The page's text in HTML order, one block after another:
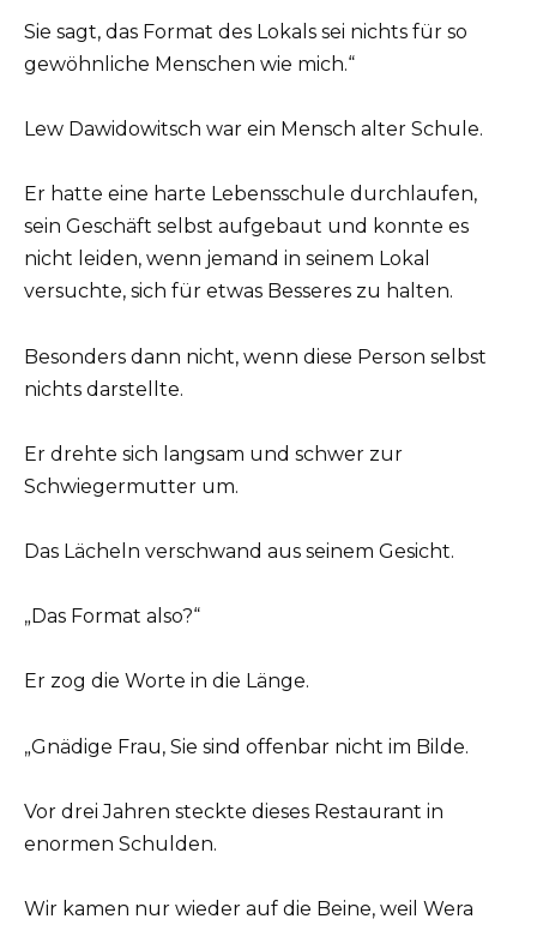
Sie sagt, das Format des Lokals sei nichts für so
gewöhnliche Menschen wie mich.“
Lew Dawidowitsch war ein Mensch alter Schule.
Er hatte eine harte Lebensschule durchlaufen,
sein Geschäft selbst aufgebaut und konnte es
nicht leiden, wenn jemand in seinem Lokal
versuchte, sich für etwas Besseres zu halten.
Besonders dann nicht, wenn diese Person selbst
nichts darstellte.
Er drehte sich langsam und schwer zur
Schwiegermutter um.
Das Lächeln verschwand aus seinem Gesicht.
„Das Format also?“
Er zog die Worte in die Länge.
„Gnädige Frau, Sie sind offenbar nicht im Bilde.
Vor drei Jahren steckte dieses Restaurant in
enormen Schulden.
Wir kamen nur wieder auf die Beine, weil Wera